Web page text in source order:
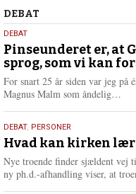
Debat
DEBAT
5.
august
2026
DEBAT
Pinseunderet er, at
sprog, som vi kan
For snart 25 år siden var jeg på
Magnus Malm som åndelig…
e
e
25.
juli
2026
DEBAT, PERSONER
Hvad kan kirken
Nye troende finder sjældent vej
ny ph.d.-afhandling viser, at